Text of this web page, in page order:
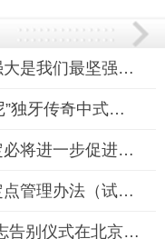
海外侨胞观礼九三阅兵：祖国强大是我们最坚强后盾
北京昌平2024-2025“利百文台尼”独牙传奇中式九球国际巡回赛全
外交部：中马签署互免签证协定必将进一步促进双边交流合作
《长期护理保险护理服务机构定点管理办法（试行）》政策解读
“延安娃”、“红墙御医”王敏清同志告别仪式在北京医院隆重举行